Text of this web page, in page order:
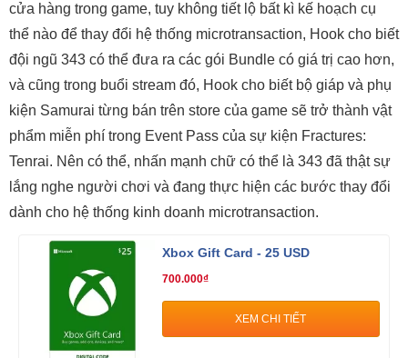
cửa hàng trong game, tuy không tiết lộ bất kì kế hoạch cụ
thể nào để thay đổi hệ thống microtransaction, Hook cho biết
đội ngũ 343 có thể đưa ra các gói Bundle có giá trị cao hơn,
và cũng trong buổi stream đó, Hook cho biết bộ giáp và phụ
kiện Samurai từng bán trên store của game sẽ trở thành vật
phẩm miễn phí trong Event Pass của sự kiện Fractures:
Tenrai. Nên có thể, nhấn mạnh chữ có thể là 343 đã thật sự
lắng nghe người chơi và đang thực hiện các bước thay đổi
dành cho hệ thống kinh doanh microtransaction.
Xbox Gift Card - 25 USD
700.000₫
XEM CHI TIẾT